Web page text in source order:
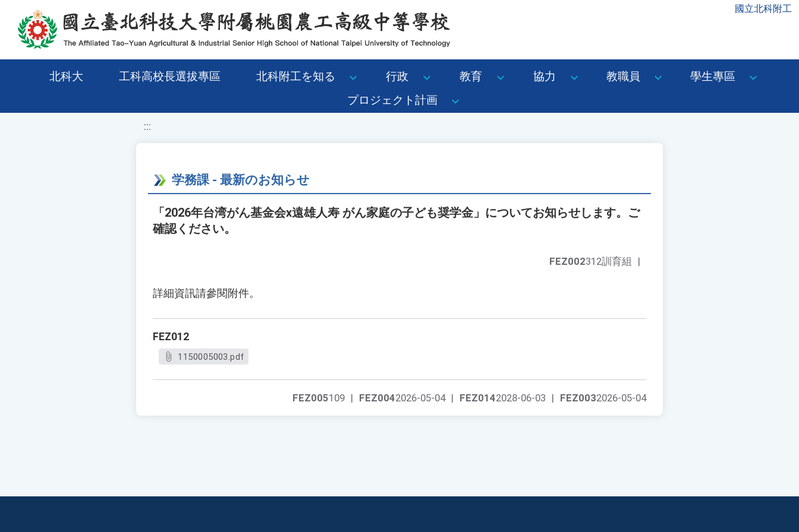
移至網頁之主要內容區位置 國立北科附工
北科大 工科高校長選拔專區 北科附工を知る 行政 教育 協力 教職員
學生專區
プロジェクト計画
:::
学務課 - 最新のお知らせ
「2026年台湾がん基金会x遠雄人寿 がん家庭の子ども奨学金」についてお知らせします。ご
確認ください。
FEZ002312訓育組 |
詳細資訊請參閱附件。
FEZ012
1150005003.pdf
FEZ0032026-05-04
FEZ0142028-06-03 |
FEZ0042026-05-04 |
FEZ005109 |